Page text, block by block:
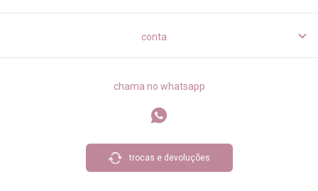
conta
chama no whatsapp
trocas e devoluções